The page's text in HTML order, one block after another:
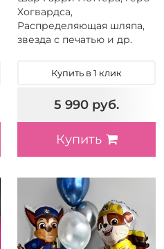
Хогвардса,
Распределяющая шляпа,
звезда с печатью и др.
Купить в 1 клик
5 990 руб.
Купить